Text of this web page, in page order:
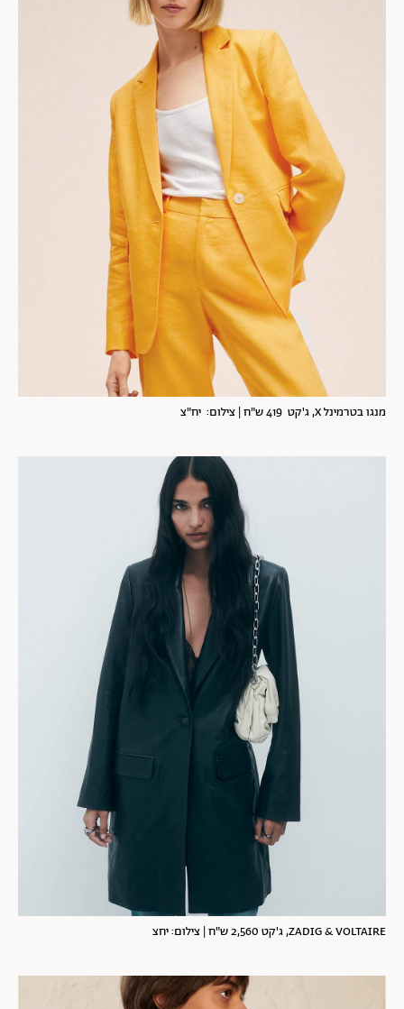
מנגו בטרמינל X, ג'קט 419 ש"ח | צילום: יח"צ
ZADIG & VOLTAIRE, ג'קט 2,560 ש"ח | צילום: יחצ